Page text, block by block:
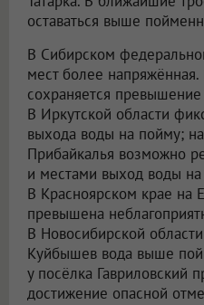
оставаться выше
В Сибирском
мест более
сохраняется
В Иркутской области
выхода воды на пойму;
Прибайкалья возможно
и местами выход воды
В Красноярском крае на
превышена
В Новосибирской
Куйбышев вода выше
у посёлка Гавриловский
достижение опасной